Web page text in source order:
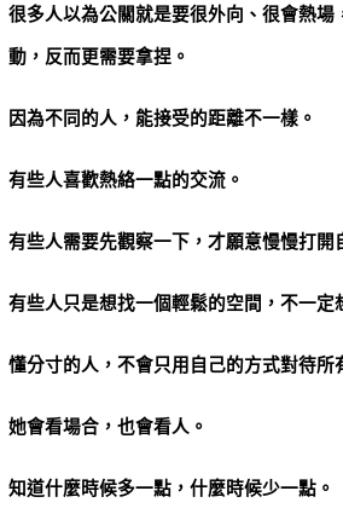
很多人以為公關就是要很外向、很會熱場
動，反而更需要拿捏。
因為不同的人，能接受的距離不一樣。
有些人喜歡熱絡一點的交流。
有些人需要先觀察一下，才願意慢慢打開
有些人只是想找一個輕鬆的空間，不一定
懂分寸的人，不會只用自己的方式對待所
她會看場合，也會看人。
知道什麼時候多一點，什麼時候少一點。